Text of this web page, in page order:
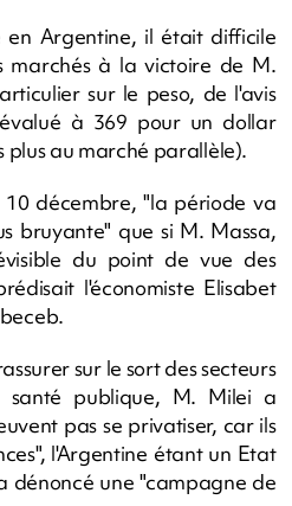
Argentine, il était difficile
marchés à la victoire de M.
sur le peso, de l'avis
à 369 pour un dollar
plus au marché parallèle).
10 décembre, "la période va
bruyante" que si M. Massa,
du point de vue des
l'économiste Elisabet
sur le sort des secteurs
publique, M. Milei a
pas se privatiser, car ils
l'Argentine étant un Etat
dénoncé une "campagne de